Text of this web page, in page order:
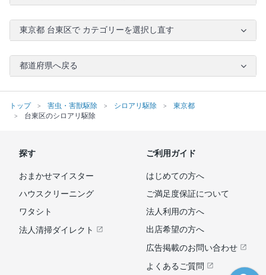
東京都 台東区で カテゴリーを選択し直す
都道府県へ戻る
トップ 害虫・害獣駆除 シロアリ駆除
東京都
台東区のシロアリ駆除
探す
おまかせマイスター
ハウスクリーニング
ワタシト
法人清掃ダイレクト
ご利用ガイド
はじめての方へ
ご満足度保証について
法人利用の方へ
出店希望の方へ
広告掲載のお問い合わせ
よくあるご質問